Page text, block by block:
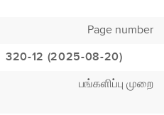
Page number
320-12 (2025-08-20)
பங்களிப்பு முறை